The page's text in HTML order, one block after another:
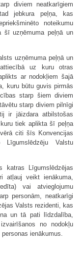
diviem neatkarīgiem
jebkura peļņa, kas
noteikumu
šī uzņēmuma peļņā un
uzņēmuma peļņā un
uz kuru otras
ar nodokļiem šajā
kuru būtu guvis pirmās
starp šiem diviem
starp diviem pilnīgi
ir jāizdara atbilstošas
tiek aplikta šī peļņa
citi šīs Konvencijas
Valstu
katras Līgumslēdzējas
atļauj veikt ienākuma,
vai atvieglojumu
personām, neatkarīgi
Valsts rezidenti, kas
un tā pati līdzdalība,
no nodokļu
ienākumus.